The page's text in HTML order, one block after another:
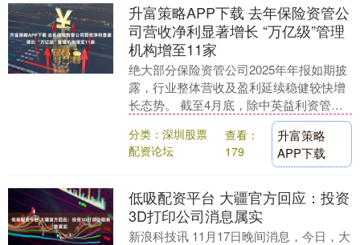
升富策略APP下载 去年保险资管公
司营收净利显著增长 “万亿级”管理
机构增至11家
绝大部分保险资管公司2025年年报如期披
露，行业整体营收及盈利延续稳健较快增
长态势。 截至4月底，除中英益利资管以
及2025年12月开业的友邦保险资管、荷全
保险....
分类：深圳股票
配资论坛
查看：
179
升富策略
APP下载
低吸配资平台 大疆官方回应：投资
3D打印公司消息属实
新浪科技讯 11月17日晚间消息，今日，大